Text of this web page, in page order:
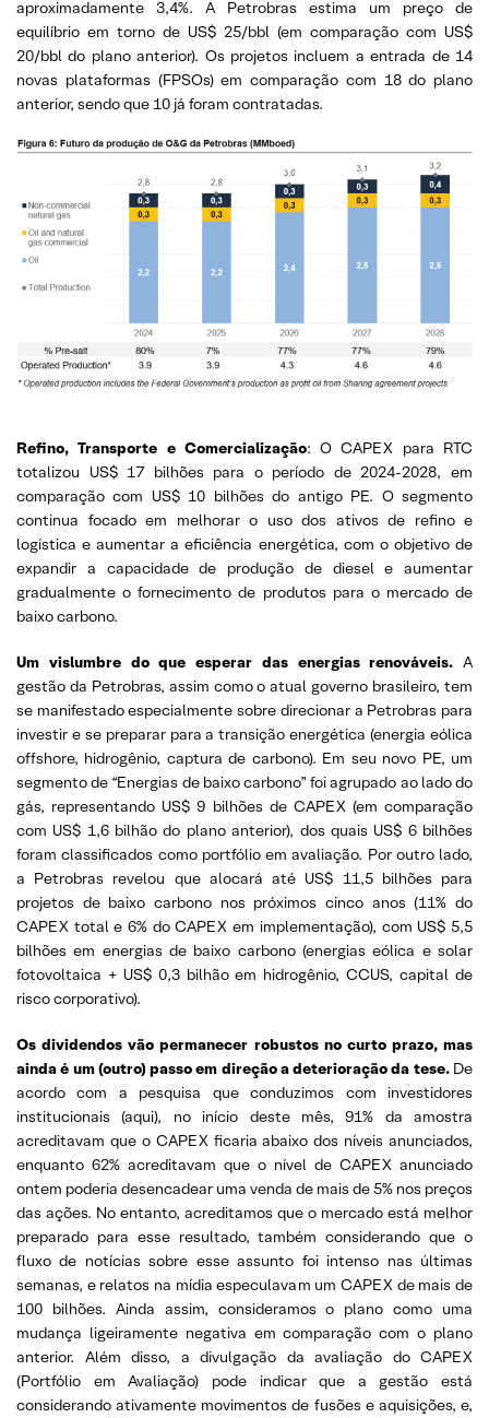
aproximadamente 3,4%. A Petrobras estima um preço de
equilíbrio em torno de US$ 25/bbl (em comparação com US$
20/bbl do plano anterior). Os projetos incluem a entrada de 14
novas plataformas (FPSOs) em comparação com 18 do plano
anterior, sendo que 10 já foram contratadas.
Refino, Transporte e Comercialização: O CAPEX para RTC
totalizou US$ 17 bilhões para o período de 2024-2028, em
comparação com US$ 10 bilhões do antigo PE. O segmento
continua focado em melhorar o uso dos ativos de refino e
logística e aumentar a eficiência energética, com o objetivo de
expandir a capacidade de produção de diesel e aumentar
gradualmente o fornecimento de produtos para o mercado de
baixo carbono.
Um vislumbre do que esperar das energias renováveis. A
gestão da Petrobras, assim como o atual governo brasileiro, tem
se manifestado especialmente sobre direcionar a Petrobras para
investir e se preparar para a transição energética (energia eólica
offshore, hidrogênio, captura de carbono). Em seu novo PE, um
segmento de “Energias de baixo carbono” foi agrupado ao lado do
gás, representando US$ 9 bilhões de CAPEX (em comparação
com US$ 1,6 bilhão do plano anterior), dos quais US$ 6 bilhões
foram classificados como portfólio em avaliação. Por outro lado,
a Petrobras revelou que alocará até US$ 11,5 bilhões para
projetos de baixo carbono nos próximos cinco anos (11% do
CAPEX total e 6% do CAPEX em implementação), com US$ 5,5
bilhões em energias de baixo carbono (energias eólica e solar
fotovoltaica + US$ 0,3 bilhão em hidrogênio, CCUS, capital de
risco corporativo).
Os dividendos vão permanecer robustos no curto prazo, mas
ainda é um (outro) passo em direção a deterioração da tese. De
acordo com a pesquisa que conduzimos com investidores
institucionais (aqui), no início deste mês, 91% da amostra
acreditavam que o CAPEX ficaria abaixo dos níveis anunciados,
enquanto 62% acreditavam que o nível de CAPEX anunciado
ontem poderia desencadear uma venda de mais de 5% nos preços
das ações. No entanto, acreditamos que o mercado está melhor
preparado para esse resultado, também considerando que o
fluxo de notícias sobre esse assunto foi intenso nas últimas
semanas, e relatos na mídia especulavam um CAPEX de mais de
100 bilhões. Ainda assim, consideramos o plano como uma
mudança ligeiramente negativa em comparação com o plano
anterior. Além disso, a divulgação da avaliação do CAPEX
(Portfólio em Avaliação) pode indicar que a gestão está
considerando ativamente movimentos de fusões e aquisições, e,